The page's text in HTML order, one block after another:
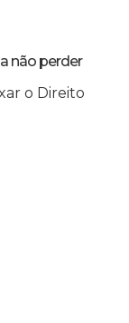
não perder
o Direito